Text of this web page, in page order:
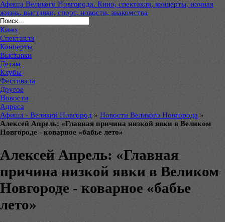
Афиша Великого Новгорода. Кино, спектакли, концерты, ночная
жизнь, выставки, спорт, новости, знакомства
Кино
Спектакли
Концерты
Выставки
Детям
Клубы
Фестивали
Другое
Новости
Адреса
Афиша - Великий Новгород » Новости Великого Новгорода »
Алексей Апрель: «Главная причина низкой явки в Великом
Новгороде - коварное «бабье лето»
Алексей Апрель: «Главная
причина низкой явки в Великом
Новгороде - коварное «бабье
лето»